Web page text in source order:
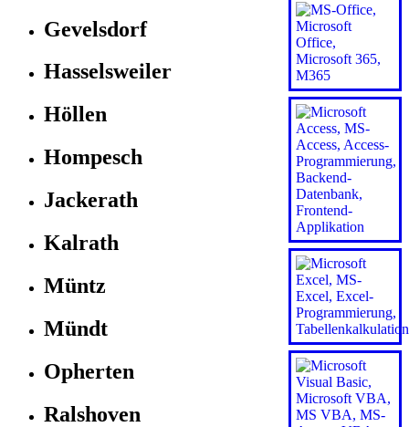
Gevelsdorf
Hasselsweiler
Höllen
Hompesch
Jackerath
Kalrath
Müntz
Mündt
Opherten
Ralshoven